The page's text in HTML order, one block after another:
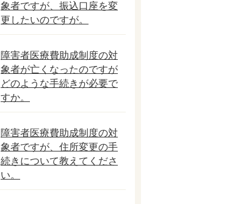
象者ですが、振込口座を変
更したいのですが。
障害者医療費助成制度の対
象者が亡くなったのですが
どのような手続きが必要で
すか。
障害者医療費助成制度の対
象者ですが、住所変更の手
続きについて教えてくださ
い。